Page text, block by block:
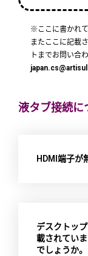
※ここに書かれて
またここに記載
トまでお問い合
液タブ接続に
HDMI端子が
デスクトッ
載されてい
でしょうか。